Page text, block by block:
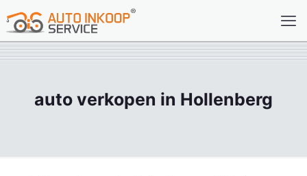
auto verkopen in Hollenberg